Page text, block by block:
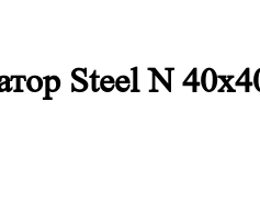
Steel N